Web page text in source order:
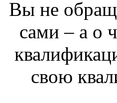
Вы не
сами – а о
свою